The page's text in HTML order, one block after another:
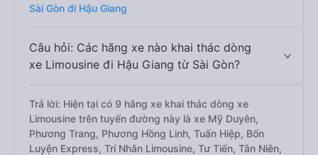
Sài Gòn đi Hậu Giang
Câu hỏi: Các hãng xe nào khai thác dòng
xe Limousine đi Hậu Giang từ Sài Gòn?
Trả lời: Hiện tại có 9 hãng xe khai thác dòng xe
Limousine trên tuyến đường này là xe Mỹ Duyên,
Phương Trang, Phương Hồng Linh, Tuấn Hiệp, Bốn
Luyện Express, Trí Nhân Limousine, Tư Tiến, Tân Niên,